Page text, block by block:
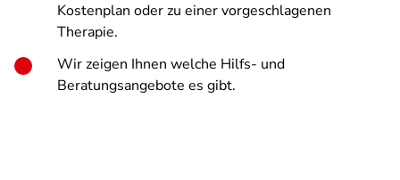
Kostenplan oder zu einer vorgeschlagenen
Therapie.
Wir zeigen Ihnen welche Hilfs- und
Beratungsangebote es gibt.